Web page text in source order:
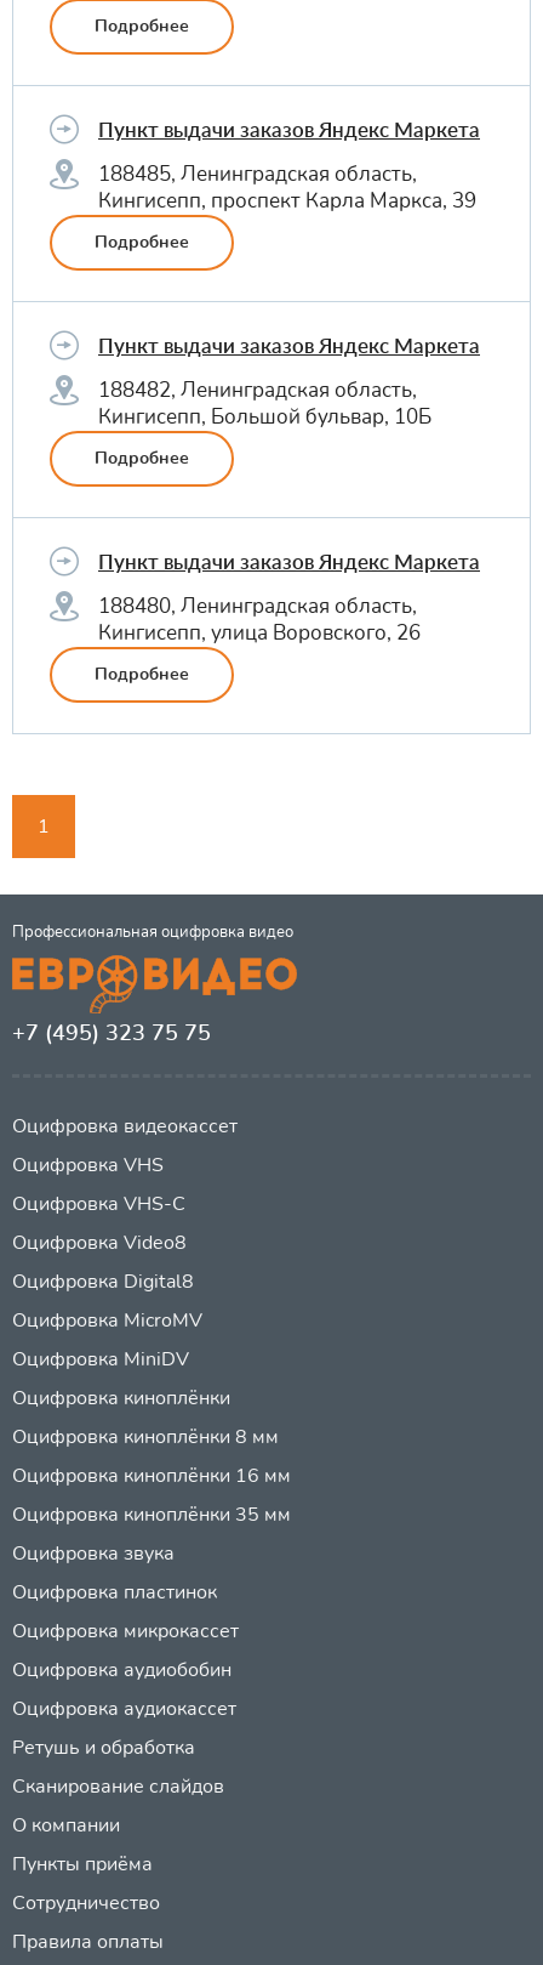
Подробнее
Пункт выдачи заказов Яндекс Маркета
188485, Ленинградская область,
Кингисепп, проспект Карла Маркса, 39
Подробнее
Пункт выдачи заказов Яндекс Маркета
188482, Ленинградская область,
Кингисепп, Большой бульвар, 10Б
Подробнее
Пункт выдачи заказов Яндекс Маркета
188480, Ленинградская область,
Кингисепп, улица Воровского, 26
Подробнее
1
Профессиональная оцифровка видео
+7 (495) 323 75 75
Оцифровка видеокассет
Оцифровка VHS
Оцифровка VHS-C
Оцифровка Video8
Оцифровка Digital8
Оцифровка MicroMV
Оцифровка MiniDV
Оцифровка киноплёнки
Оцифровка киноплёнки 8 мм
Оцифровка киноплёнки 16 мм
Оцифровка киноплёнки 35 мм
Оцифровка звука
Оцифровка пластинок
Оцифровка микрокассет
Оцифровка аудиобобин
Оцифровка аудиокассет
Ретушь и обработка
Сканирование слайдов
О компании
Пункты приёма
Сотрудничество
Правила оплаты